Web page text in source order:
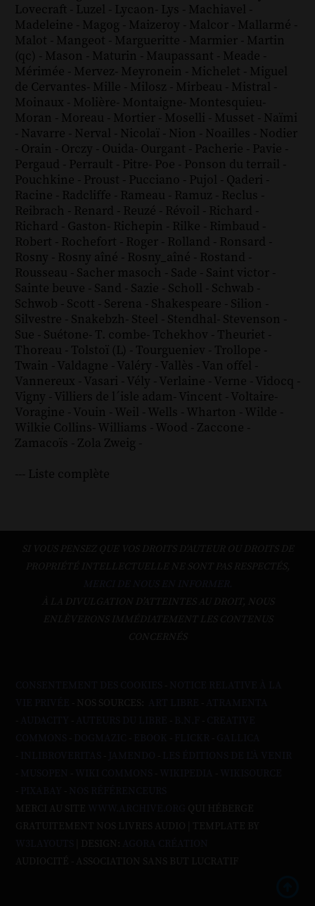
Lovecraft - Luzel - Lycaon- Lys - Machiavel -
Madeleine - Magog - Maizeroy - Malcor - Mallarmé -
Malot - Mangeot - Margueritte - Marmier - Martin
(qc) - Mason - Maturin - Maupassant - Meade -
Mérimée - Mervez- Meyronein - Michelet - Miguel
de Cervantes- Mille - Milosz - Mirbeau - Mistral -
Moinaux - Molière- Montaigne- Montesquieu-
Moran - Moreau - Mortier - Moselli - Musset - Naïmi
- Navarre - Nerval - Nicolaï - Nion - Noailles - Nodier
- Orain - Orczy - Ouida- Ourgant - Pacherie - Pavie -
Pergaud - Perrault - Pitre- Poe - Ponson du terrail -
Pouchkine - Proust - Pucciano - Pujol - Qaderi -
Racine - Radcliffe - Rameau - Ramuz - Reclus -
Reibrach - Renard - Reuzé - Révoil - Richard -
Richard - Gaston- Richepin - Rilke - Rimbaud -
Robert - Rochefort - Roger - Rolland - Ronsard -
Rosny - Rosny aîné - Rosny_aîné - Rostand -
Rousseau - Sacher masoch - Sade - Saint victor -
Sainte beuve - Sand - Sazie - Scholl - Schwab -
Schwob - Scott - Serena - Shakespeare - Silion -
Silvestre - Snakebzh- Steel - Stendhal- Stevenson -
Sue - Suétone- T. combe- Tchekhov - Theuriet -
Thoreau - Tolstoï (L) - Tourgueniev - Trollope -
Twain - Valdagne - Valéry - Vallès - Van offel -
Vannereux - Vasari - Vély - Verlaine - Verne - Vidocq -
Vigny - Villiers de l´isle adam- Vincent - Voltaire-
Voragine - Vouin - Weil - Wells - Wharton - Wilde -
Wilkie Collins- Williams - Wood - Zaccone -
Zamacoïs - Zola Zweig -
--- Liste complète